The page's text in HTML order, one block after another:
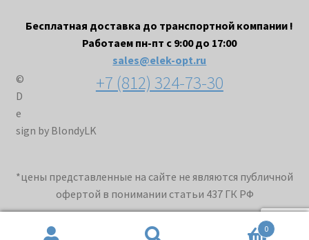
Бесплатная доставка до транспортной компании !
Работаем пн-пт с 9:00 до 17:00
sales@elek-opt.ru
+7 (812) 324-73-30
©
D
e
sign by BlondyLK
0
*цены представленные на сайте не являются публичной
офертой в понимании статьи 437 ГК РФ